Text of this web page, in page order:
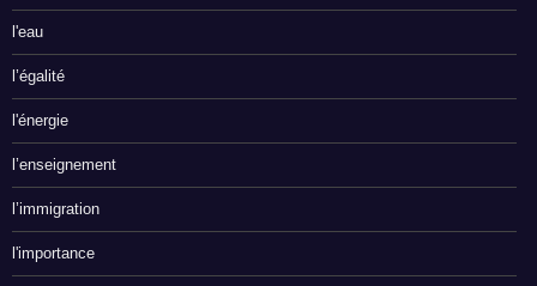
l'eau
l’égalité
l'énergie
l’enseignement
l’immigration
l'importance